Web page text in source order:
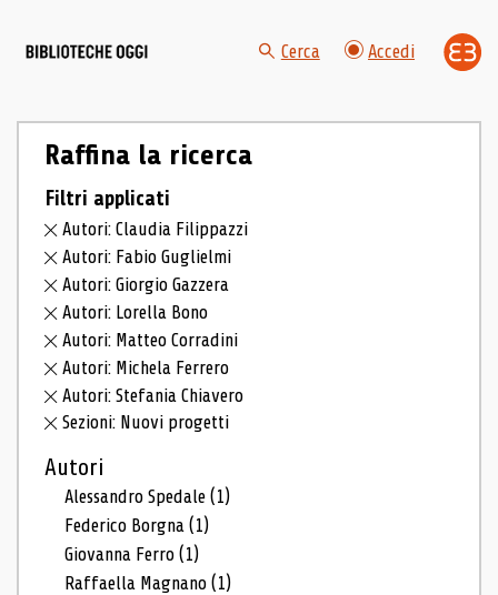
Cerca Accedi
Raffina la ricerca
Filtri applicati
Autori: Claudia Filippazzi
Autori: Fabio Guglielmi
Autori: Giorgio Gazzera
Autori: Lorella Bono
Autori: Matteo Corradini
Autori: Michela Ferrero
Autori: Stefania Chiavero
Sezioni: Nuovi progetti
Autori
Alessandro Spedale(1)
Federico Borgna(1)
Giovanna Ferro(1)
Raffaella Magnano(1)